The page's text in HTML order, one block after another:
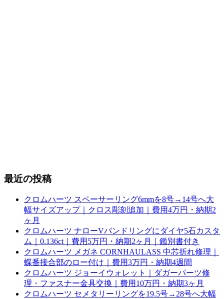
最近の投稿
クロムハーツ スペーサーリング6mmを8号→14号へ大
幅サイズアップ｜クロス彫刻追加｜費用4万円・納期2
ヶ月
クロムハーツ ナローVバンドリングにダイヤ5石カスタ
ム｜0.136ct｜費用5万円・納期2ヶ月｜鑑別書付き
クロムハーツ メガネ CORNHAULASS 中芯折れ修理｜
蝶番接合部のロー付け｜費用3万円・納期4週間
クロムハーツ ジョーイウォレット｜ダガーパーツ修
理・ファスナー金具交換｜費用10万円・納期3ヶ月
クロムハーツ セメタリーリングを19.5号→28号へ大幅